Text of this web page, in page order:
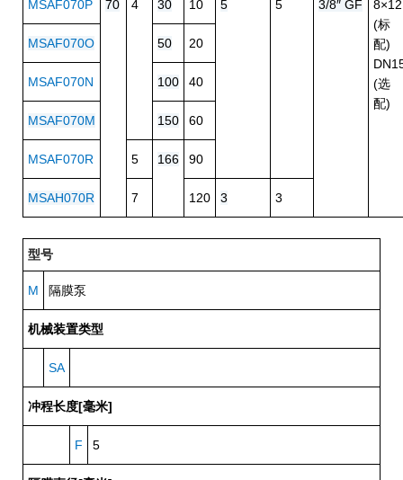
MSAF070P 70 4 30 10 5 5 3/8″ GF
8×12
(标
配)
(选
配)
MSAF070O 50 20
MSAF070N 100 40
MSAF070M 150 60
MSAF070R 5 166 90
MSAH070R 7 120 3 3
型号
M 隔膜泵
机械装置类型
SA
冲程长度[毫米]
F 5